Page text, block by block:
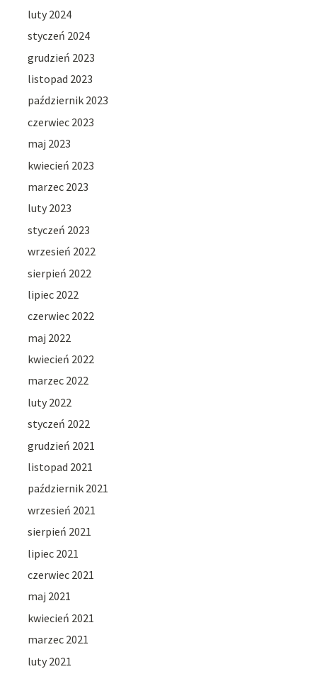
luty 2024
styczeń 2024
grudzień 2023
listopad 2023
październik 2023
czerwiec 2023
maj 2023
kwiecień 2023
marzec 2023
luty 2023
styczeń 2023
wrzesień 2022
sierpień 2022
lipiec 2022
czerwiec 2022
maj 2022
kwiecień 2022
marzec 2022
luty 2022
styczeń 2022
grudzień 2021
listopad 2021
październik 2021
wrzesień 2021
sierpień 2021
lipiec 2021
czerwiec 2021
maj 2021
kwiecień 2021
marzec 2021
luty 2021